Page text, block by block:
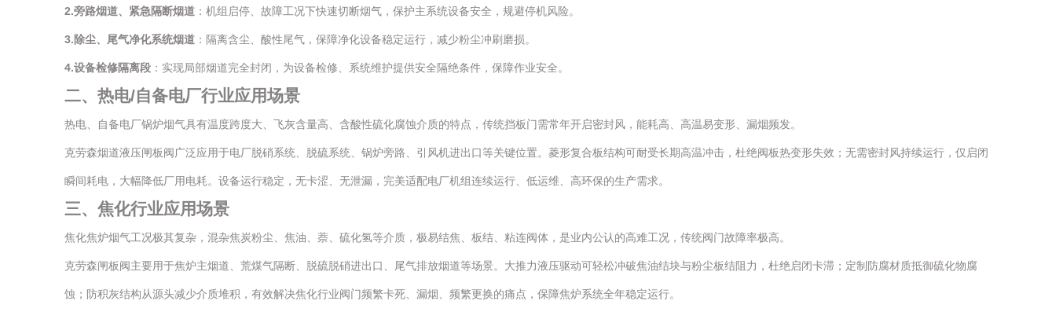
2.旁路烟道、紧急隔断烟道 ：机组启停、故障工况下快速切断烟气，保护主系统设备安全，规避停机风险。
3.除尘、尾气净化系统烟道 ：隔离含尘、酸性尾气，保障净化设备稳定运行，减少粉尘冲刷磨损。
4.设备检修隔离段 ：实现局部烟道完全封闭，为设备检修、系统维护提供安全隔绝条件，保障作业安全。
二、热电/自备电厂行业应用场景
热电、自备电厂锅炉烟气具有温度跨度大、飞灰含量高、含酸性硫化腐蚀介质的特点，传统挡板门需常年开启密封风，能耗高、高温易变形、漏烟频发。
克劳森烟道液压闸板阀广泛应用于电厂脱硝系统、脱硫系统、锅炉旁路、引风机进出口等关键位置。菱形复合板结构可耐受长期高温冲击，杜绝阀板热变形失效；无需密封风持续运行，仅启闭
瞬间耗电，大幅降低厂用电耗。设备运行稳定，无卡涩、无泄漏，完美适配电厂机组连续运行、低运维、高环保的生产需求。
三、焦化行业应用场景
焦化焦炉烟气工况极其复杂，混杂焦炭粉尘、焦油、萘、硫化氢等介质，极易结焦、板结、粘连阀体，是业内公认的高难工况，传统阀门故障率极高。
克劳森闸板阀主要用于焦炉主烟道、荒煤气隔断、脱硫脱硝进出口、尾气排放烟道等场景。大推力液压驱动可轻松冲破焦油结块与粉尘板结阻力，杜绝启闭卡滞；定制防腐材质抵御硫化物腐
蚀；防积灰结构从源头减少介质堆积，有效解决焦化行业阀门频繁卡死、漏烟、频繁更换的痛点，保障焦炉系统全年稳定运行。